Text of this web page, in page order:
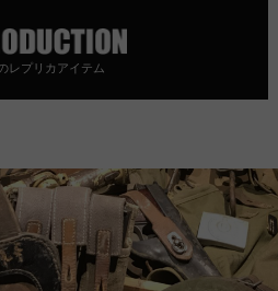
レプリカアイテム